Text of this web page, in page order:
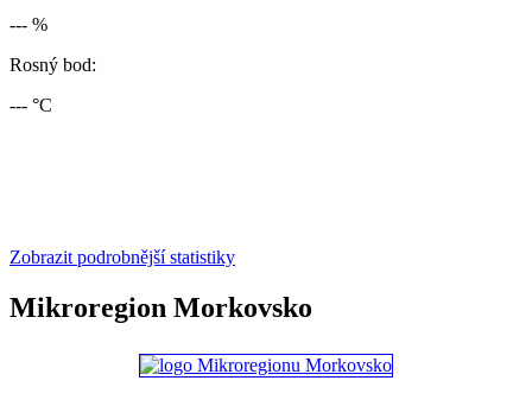
--- %
Rosný bod:
--- °C
Zobrazit podrobnější statistiky
Mikroregion Morkovsko